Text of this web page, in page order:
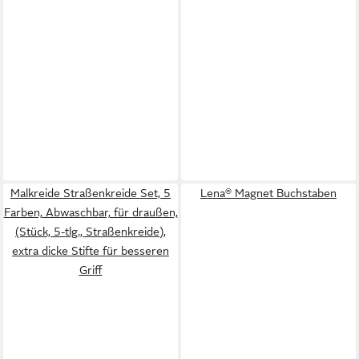
Malkreide Straßenkreide Set, 5
Farben, Abwaschbar, für draußen,
(Stück, 5-tlg., Straßenkreide),
extra dicke Stifte für besseren
Griff
Lena® Magnet Buchstaben